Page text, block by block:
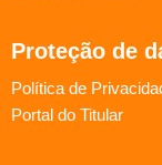
Proteção de
Política de
Portal do Titular